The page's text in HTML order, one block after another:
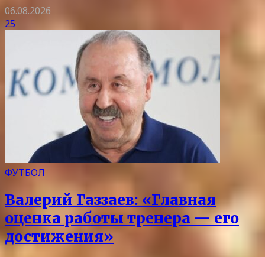
06.08.2026
25
ФУТБОЛ
Валерий Газзаев: «Главная
оценка работы тренера — его
достижения»